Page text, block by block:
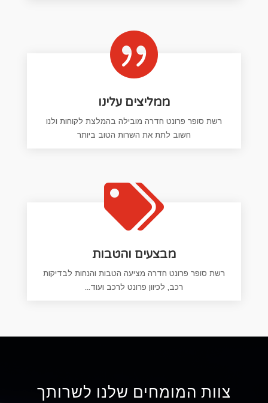

ממליצים עלינו
רשת סופר פרונט חדרה מובילה בהמלצת לקוחות ולנו
חשוב לתת את השרות הטוב ביותר

מבצעים והטבות
רשת סופר פרונט חדרה מציעה הטבות והנחות לבדיקות
רכב, לכיוון פרונט לרכב ועוד...
צוות המומחים שלנו לשרותך